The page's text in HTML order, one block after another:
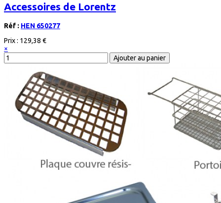
Accessoires de Lorentz
Réf : HEN 650277
Prix : 129,38 €
×